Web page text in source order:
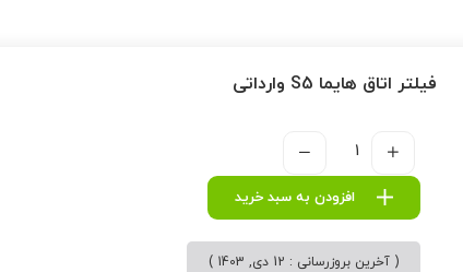
فیلتر اتاق هایما S5 وارداتی
افزودن به سبد خرید
( آخرین بروزرسانی : 12 دی, 1403 )